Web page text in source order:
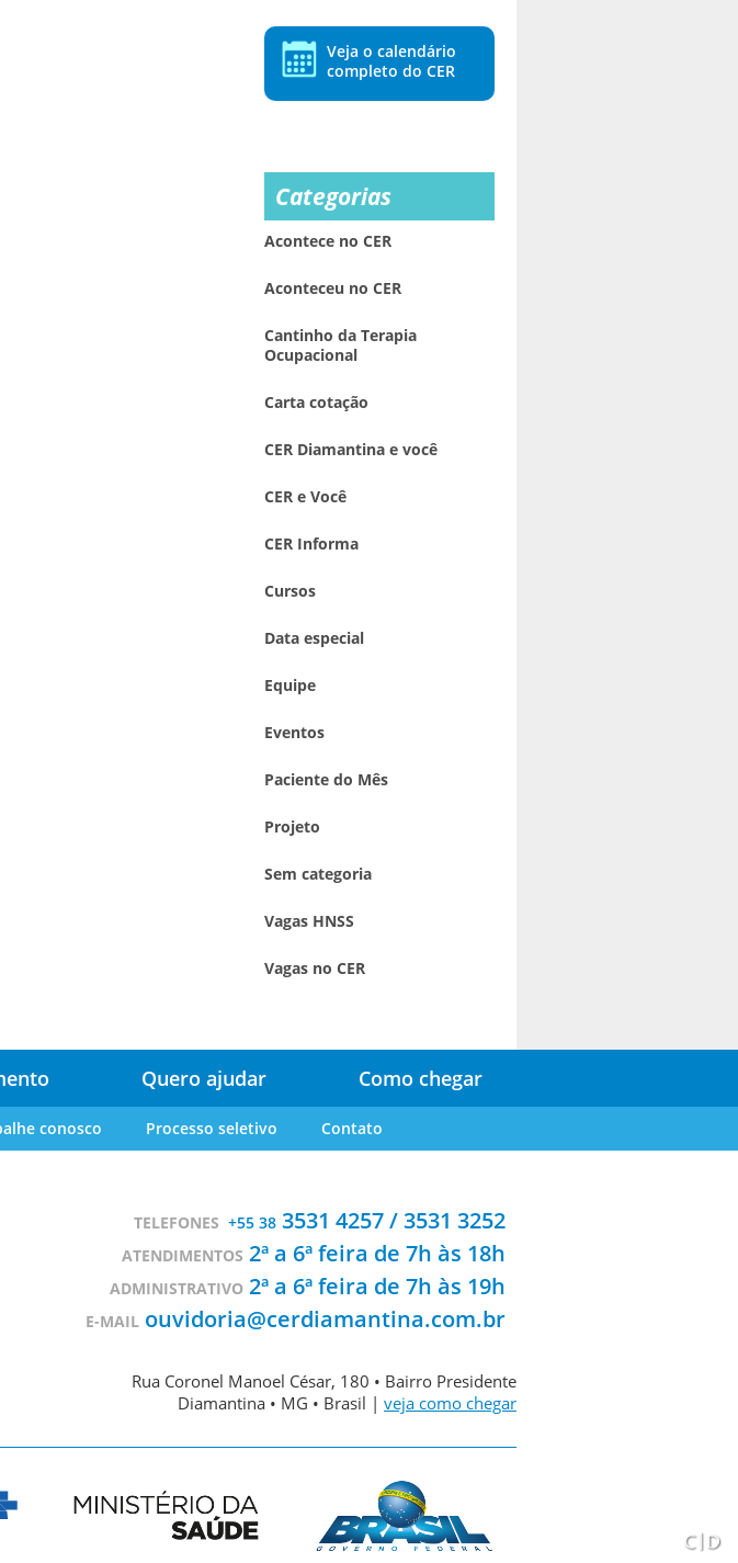
Veja o calendário
completo do CER
Categorias
Acontece no CER
Aconteceu no CER
Cantinho da Terapia
Ocupacional
Carta cotação
CER Diamantina e você
CER e Você
CER Informa
Cursos
Data especial
Equipe
Eventos
Paciente do Mês
Projeto
Sem categoria
Vagas HNSS
Vagas no CER
Quero ajudar Como chegar
conosco Processo seletivo Contato
TELEFONES +55 38 3531 4257 / 3531 3252
ATENDIMENTOS 2ª a 6ª feira de 7h às 18h
ADMINISTRATIVO 2ª a 6ª feira de 7h às 19h
E-MAIL ouvidoria@cerdiamantina.com.br
Rua Coronel Manoel César, 180 • Bairro Presidente
Diamantina • MG • Brasil | veja como chegar